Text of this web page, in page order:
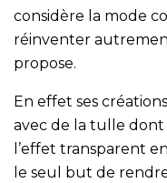
considère la mode
réinventer
propose.
En effet ses
avec de la tulle dont
l’effet transparent
le seul but de